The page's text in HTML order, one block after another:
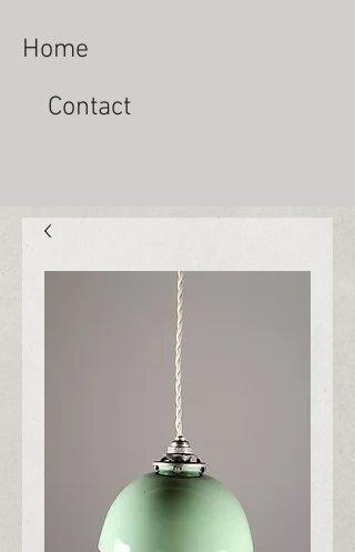
Home
Contact